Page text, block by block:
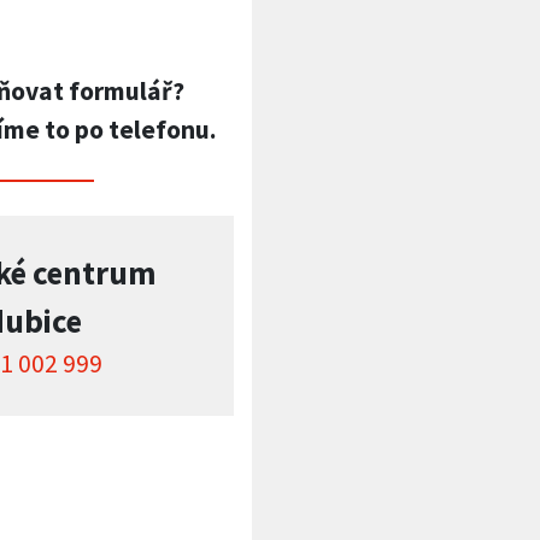
formulář?
to po telefonu.
centrum
002 999